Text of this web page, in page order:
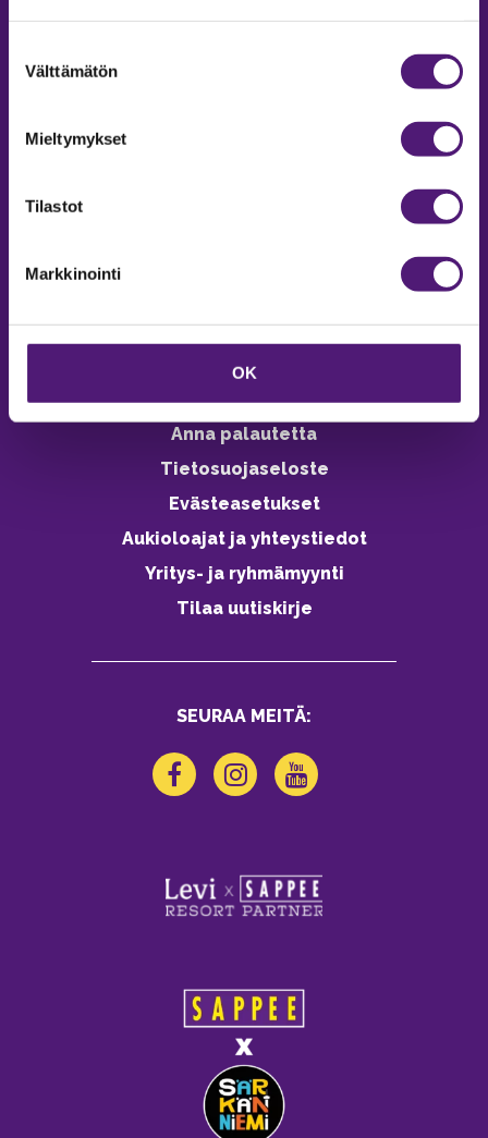
valinta
Välttämätön
Mieltymykset
Tilastot
Markkinointi
OK
Tiedustelut & Varaukset
Vastuullisuus
Ympäristöohjelma
Avoimet työpaikat
Anna palautetta
Tietosuojaseloste
Evästeasetukset
Aukioloajat ja yhteystiedot
Yritys- ja ryhmämyynti
Tilaa uutiskirje
SEURAA MEITÄ: